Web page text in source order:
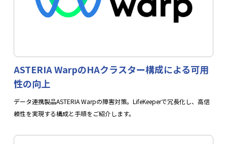
資料をダウンロード
ASTERIA WarpのHAクラスター構成による可用
性の向上
データ連携製品ASTERIA Warpの障害対策。LifeKeeperで冗長化し、高信
頼性を実現する構成と手順をご紹介します。